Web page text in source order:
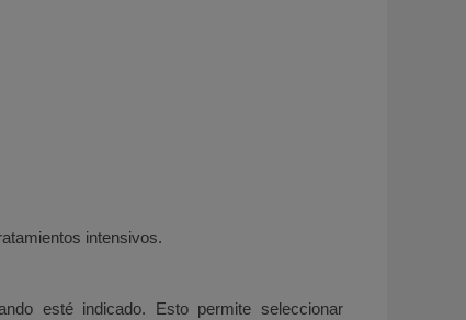
intensivos.
esté indicado. Esto permite seleccionar